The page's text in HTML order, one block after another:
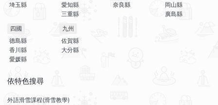
埼玉縣
愛知縣
三重縣
奈良縣
岡山縣
廣島縣
四國
德島縣
香川縣
愛媛縣
九州
佐賀縣
大分縣
依特色搜尋
外語滑雪課程(滑雪教學)